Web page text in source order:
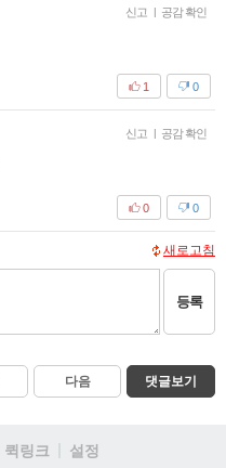
신고 | 공감 확인
0
1
신고 | 공감 확인
0
0
새로고침
등록
다음 댓글보기
퀵링크 설정